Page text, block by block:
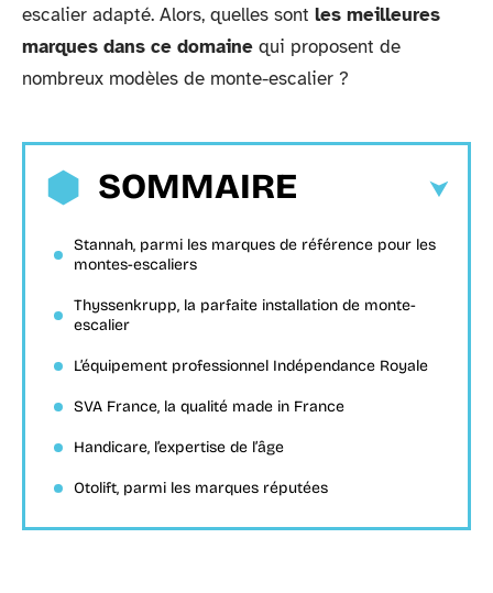
escalier adapté. Alors, quelles sont les meilleures
marques dans ce domaine qui proposent de
nombreux modèles de monte-escalier ?
SOMMAIRE
Stannah, parmi les marques de référence pour les
montes-escaliers
Thyssenkrupp, la parfaite installation de monte-
escalier
L’équipement professionnel Indépendance Royale
SVA France, la qualité made in France
Handicare, l’expertise de l’âge
Otolift, parmi les marques réputées